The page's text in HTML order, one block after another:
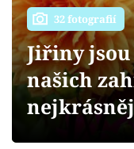
Přihlášení
Sledujte nás
32 fotografií
Jiřiny
našich